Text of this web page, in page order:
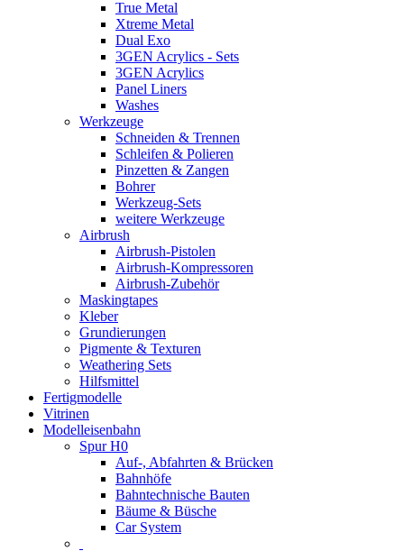
True Metal
Xtreme Metal
Dual Exo
3GEN Acrylics - Sets
3GEN Acrylics
Panel Liners
Washes
Werkzeuge
Schneiden & Trennen
Schleifen & Polieren
Pinzetten & Zangen
Bohrer
Werkzeug-Sets
weitere Werkzeuge
Airbrush
Airbrush-Pistolen
Airbrush-Kompressoren
Airbrush-Zubehör
Maskingtapes
Kleber
Grundierungen
Pigmente & Texturen
Weathering Sets
Hilfsmittel
Fertigmodelle
Vitrinen
Modelleisenbahn
Spur H0
Auf-, Abfahrten & Brücken
Bahnhöfe
Bahntechnische Bauten
Bäume & Büsche
Car System